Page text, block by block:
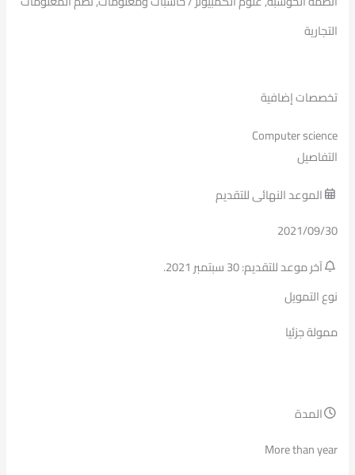
التجارية
تخصصات إضافية
Computer science
التفاصيل
الموعد النهائى للتقديم
2021/09/30
آخر موعد للتقديم: 30 سبتمبر 2021.
نوع التمويل
ممولة جزئيا
المدة
More than year